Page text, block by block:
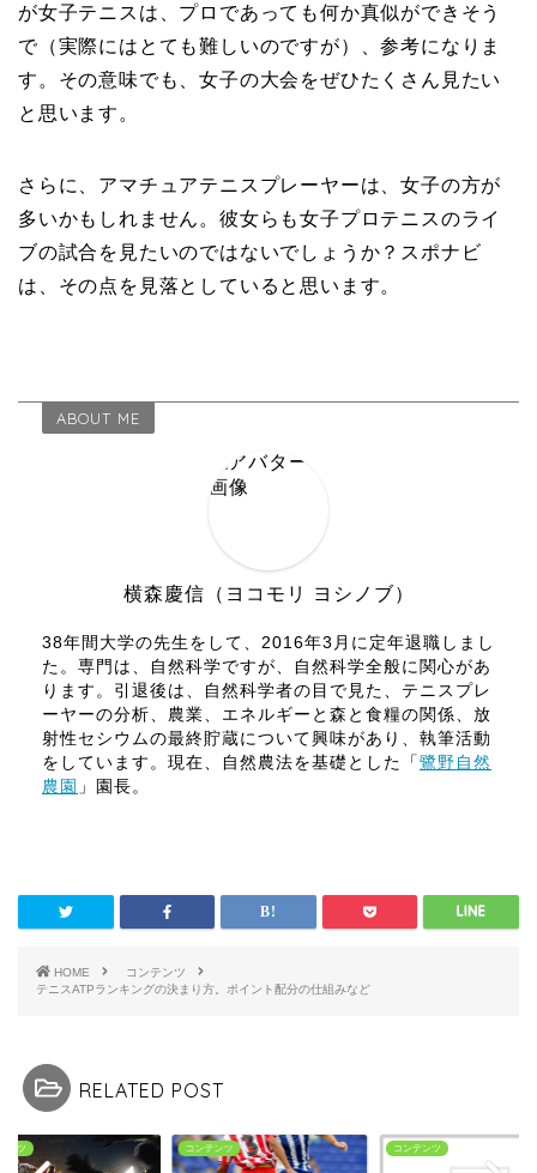
が女子テニスは、プロであっても何か真似ができそう
で（実際にはとても難しいのですが）、参考になりま
す。その意味でも、女子の大会をぜひたくさん見たい
と思います。
さらに、アマチュアテニスプレーヤーは、女子の方が
多いかもしれません。彼女らも女子プロテニスのライ
ブの試合を見たいのではないでしょうか？スポナビ
は、その点を見落としていると思います。
ABOUT ME
横森慶信（ヨコモリ ヨシノブ）
38年間大学の先生をして、2016年3月に定年退職しまし
た。専門は、自然科学ですが、自然科学全般に関心があ
ります。引退後は、自然科学者の目で見た、テニスプレ
ーヤーの分析、農業、エネルギーと森と食糧の関係、放
射性セシウムの最終貯蔵について興味があり、執筆活動
をしています。現在、自然農法を基礎とした「 鷺野自然
農園 」園長。
HOME
コンテンツ
テニスATPランキングの決まり方。ポイント配分の仕組みなど
RELATED POST
コンテンツ コンテンツ コンテンツ